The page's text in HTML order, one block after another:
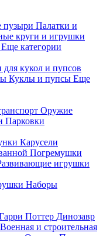
Палатки и
круги и игрушки
Еще категории
для кукол и пупсов
Куклы и пупсы Еще
Оружие
Парковки
Карусели
Погремушки
игрушки
Наборы
Поттер Динозавр
Военная и строительная